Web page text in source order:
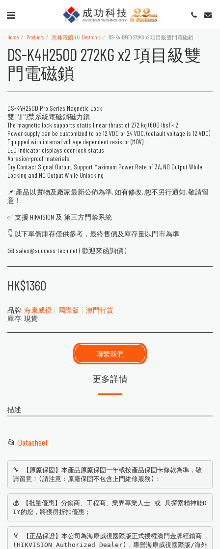
Home Products 意林電鎖 YLI Electronic DS-K4H250D 272KG x2 項目級雙門電磁鎖
DS-K4H250D 272KG x2 項目級雙
門電磁鎖
DS-K4H250D Pro Series Magnetic Lock
雙門門禁系統電磁鎖磁力鎖
The magnetic lock supports static linear thrust of 272 kg (600 lbs) × 2
Power supply can be customized to be 12 VDC or 24 VDC, (default voltage is 12 VDC)
Equipped with internal voltage dependent resistor (MOV)
LED indicator displays door lock status
Abrasion-proof materials
Dry Contact Signal Output, Support Maximum Power Rate of 3A, NO Output While
Locking and NC Output While Unlocking
📌 產品以實物及廠家最新公佈為準, 如有修改, 恕不另行通知, 敬請留
意！
✅ 支援 HIKVISION 及 第三方門禁系統
👇 以下單價庫存僅供參考，最終售價及庫存量以門市為準
📧 sales@success-tech.net ( 歡迎來函詢價 )
HK$1360
品牌: 海康威視┊國際版┊澳門行貨
庫存: 現貨
聯繫我們
更多詳情
描述
📂 Datasheet
🔧 【原廠保固】本產品原廠保固一年或按產品保固卡條款為準，敬
請留意！(請注意：原廠保固不包含上門維修服務)；
💰 【批量優惠】分銷商、工程商、業界專業人士 或 具探索精神能D
IY的您，將獲得折扣優惠；
🏅 【正品保證】本公司為海康威視國際版正式授權澳門金牌經銷商
(HIKVISION Authorized Dealer)，專營海康威視國際版/海外